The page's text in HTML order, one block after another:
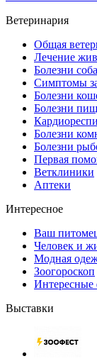
Ветеринария
Общая
Лечение
Болезни
Симптомы
Болезни
Болезни
Болезни
Болезни
Первая
Ветклиники
Аптеки
Интересное
Ваш
Человек и
Модная
Зоогороскоп
Выставки